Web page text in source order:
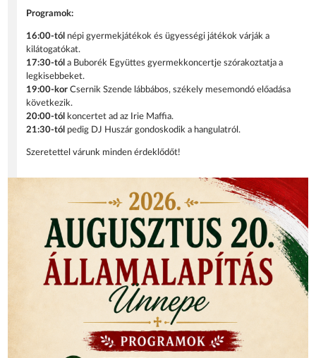
Programok:
16:00-tól népi gyermekjátékok és ügyességi játékok várják a
kilátogatókat.
17:30-tól a Buborék Együttes gyermekkoncertje szórakoztatja a
legkisebbeket.
19:00-korCsernik Szende lábbábos, székely mesemondó előadása
következik.
20:00-tól
koncertet ad az Irie Maffia.
21:30-tól pedig DJ Huszár gondoskodik a hangulatról.
Szeretettel várunk minden érdeklődőt!